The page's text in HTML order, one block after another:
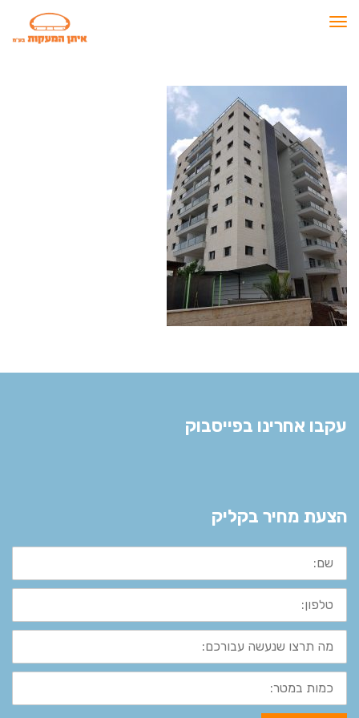
תפריט
עקבו אחרינו בפייסבוק
הצעת מחיר בקליק
שם:
טלפון:
מה
תרצו
שנעשה
עבורכם:
כמות
במטר: